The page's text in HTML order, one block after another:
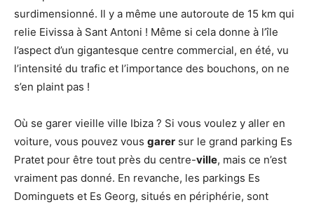
surdimensionné. Il y a même une autoroute de 15 km qui
relie Eivissa à Sant Antoni ! Même si cela donne à l’île
l’aspect d’un gigantesque centre commercial, en été, vu
l’intensité du trafic et l’importance des bouchons, on ne
s’en plaint pas !
Où se garer vieille ville Ibiza ? Si vous voulez y aller en
voiture, vous pouvez vous garer sur le grand parking Es
Pratet pour être tout près du centre-ville, mais ce n’est
vraiment pas donné. En revanche, les parkings Es
Dominguets et Es Georg, situés en périphérie, sont